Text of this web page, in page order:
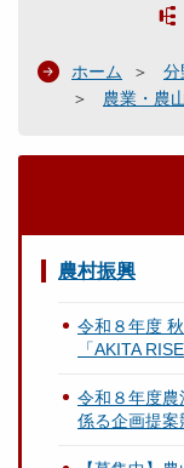
ホーム 分
農業・農
農村振興
令和８年度
「AKITA
令和８年度農
係る企画提案